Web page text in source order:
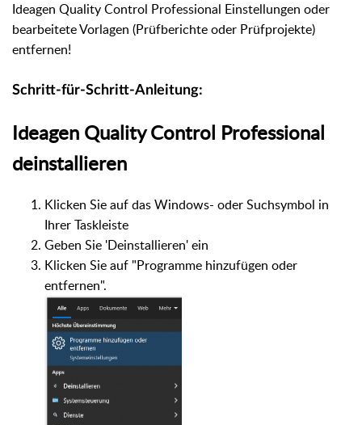
Ideagen Quality Control Professional Einstellungen oder
bearbeitete Vorlagen (Prüfberichte oder Prüfprojekte)
entfernen!
Schritt-für-Schritt-Anleitung:
Ideagen Quality Control Professional
deinstallieren
Klicken Sie auf das Windows- oder Suchsymbol in
Ihrer Taskleiste
Geben Sie 'Deinstallieren' ein
Klicken Sie auf "Programme hinzufügen oder
entfernen".